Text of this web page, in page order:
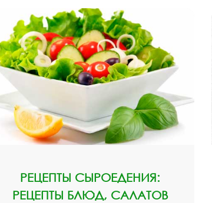
РЕЦЕПТЫ СЫРОЕДЕНИЯ:
РЕЦЕПТЫ БЛЮД, САЛАТОВ